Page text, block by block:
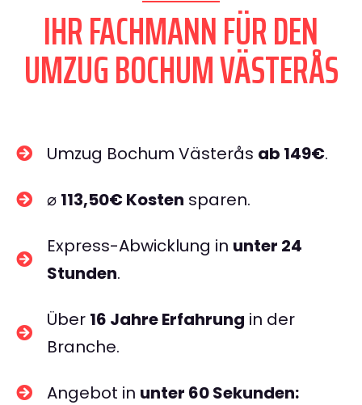
IHR FACHMANN FÜR DEN
UMZUG BOCHUM VÄSTERÅS
Umzug Bochum Västerås ab 149€.
⌀ 113,50€ Kosten sparen.
Express-Abwicklung in unter 24
Stunden.
Über 16 Jahre Erfahrung in der
Branche.
Angebot in unter 60 Sekunden: